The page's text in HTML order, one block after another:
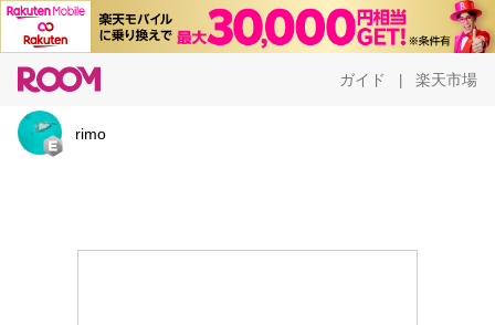
ガイド 楽天市場
rimo